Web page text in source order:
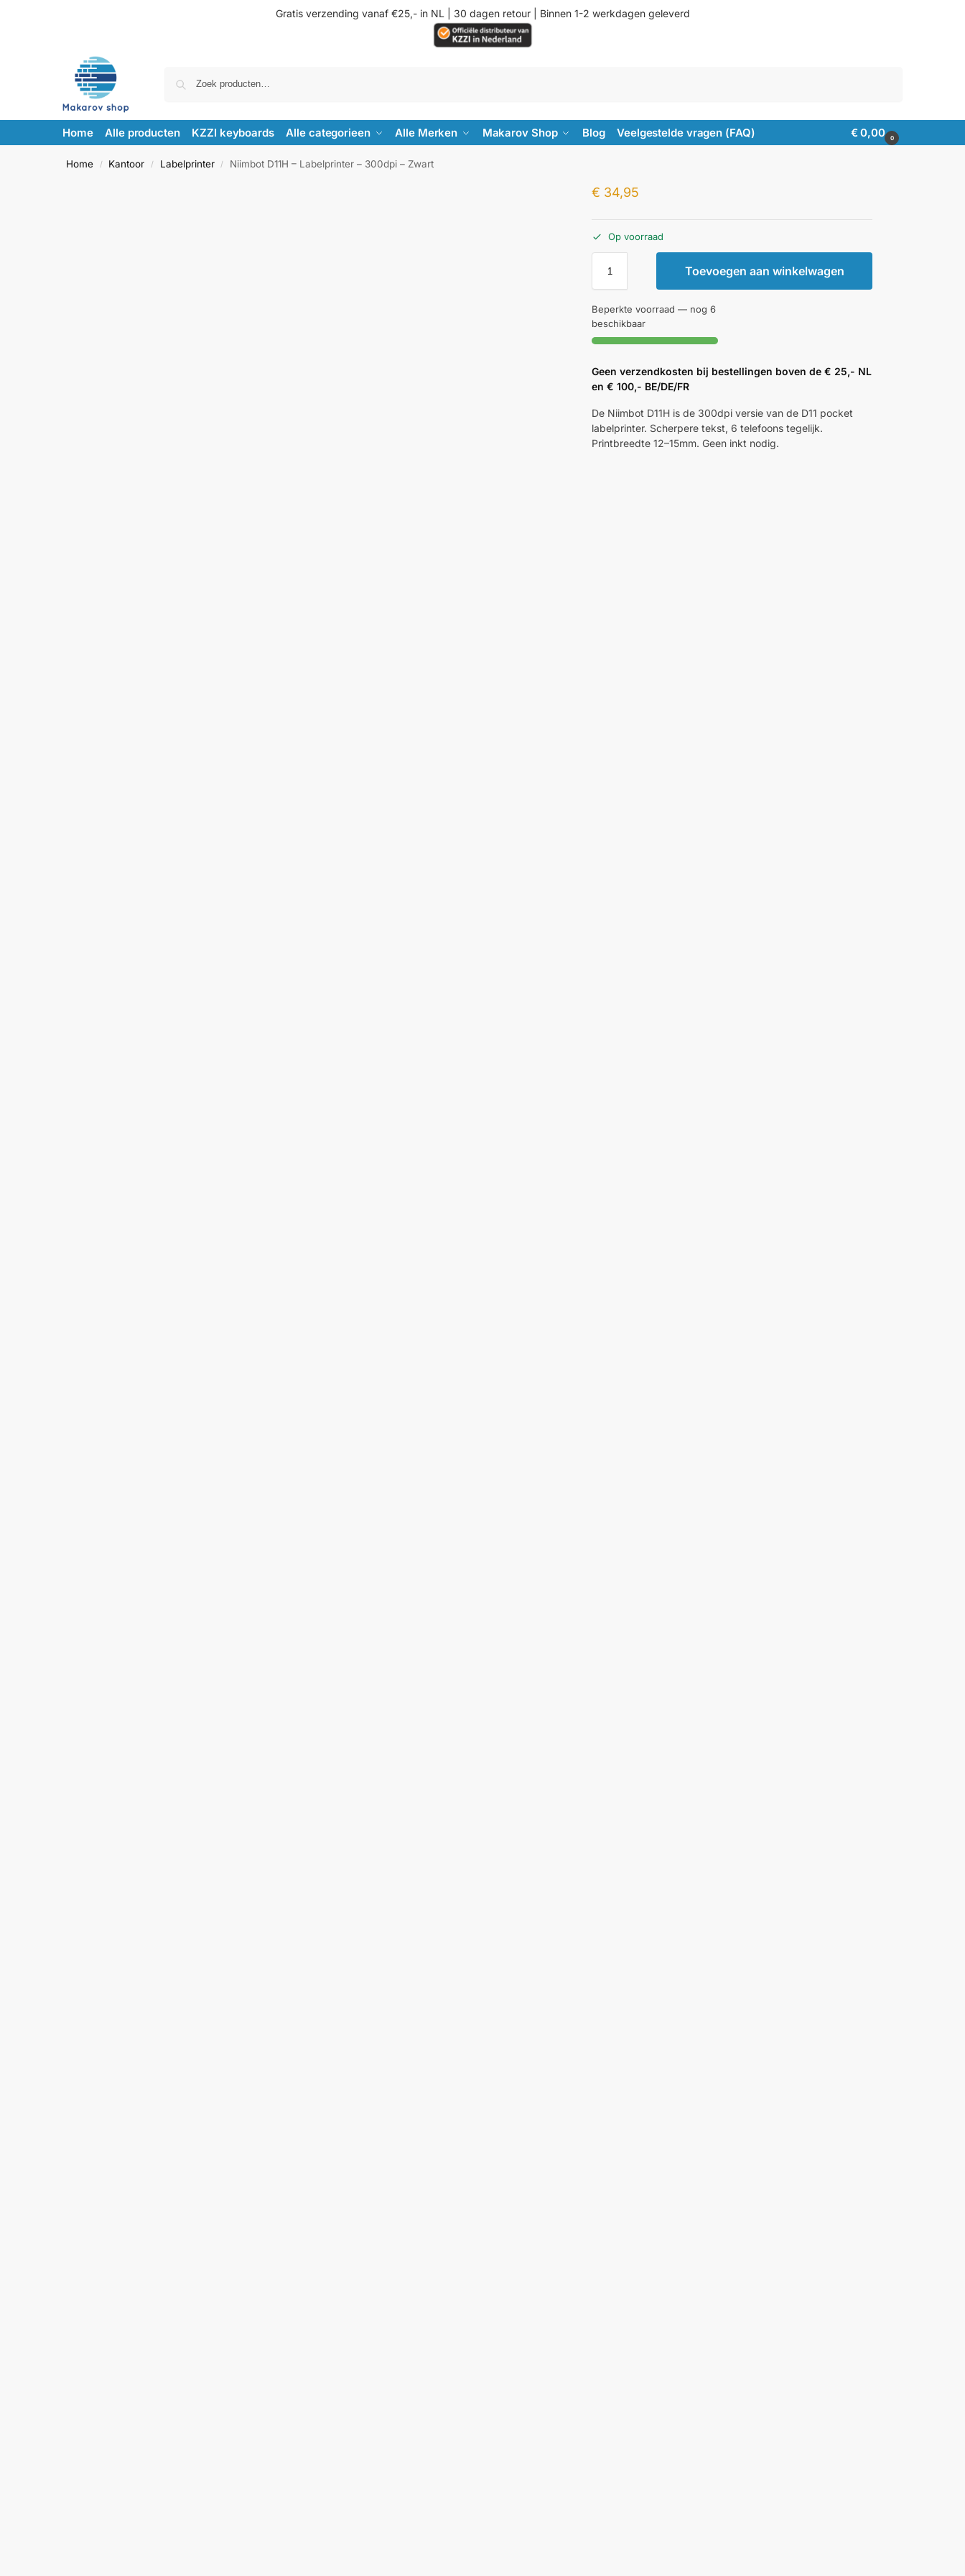
Gratis verzending vanaf €25,- in NL | 30 dagen retour | Binnen 1-2 werkdagen geleverd
Home Alle producten KZZI keyboards Alle categorieen Alle Merken Makarov Shop Blog Veelgestelde vragen (FAQ) €0,00 0
Home / Kantoor / Labelprinter / Niimbot D11H – Labelprinter – 300dpi – Zwart
€ 34,95
Op voorraad
Toevoegen aan winkelwagen
Beperkte voorraad — nog 6
beschikbaar
Geen verzendkosten bij bestellingen boven de € 25,- NL
en € 100,- BE/DE/FR
De Niimbot D11H is de 300dpi versie van de D11 pocket
labelprinter. Scherpere tekst, 6 telefoons tegelijk.
Printbreedte 12–15mm. Geen inkt nodig.